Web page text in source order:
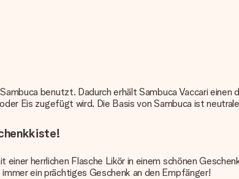
benutzt. Dadurch erhält Sambuca Vaccari einen
Eis zugefügt wird. Die Basis von Sambuca ist
herrlichen Flasche Likör in einem schönen
ein prächtiges Geschenk an den Empfänger!